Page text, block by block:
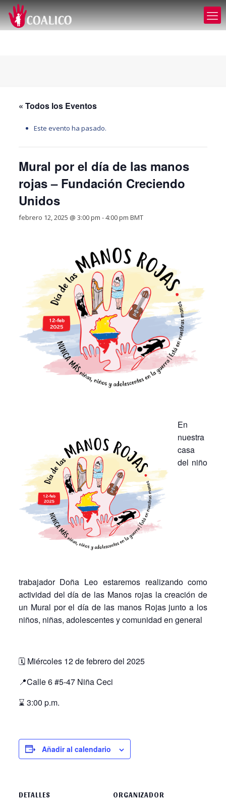
« Todos los Eventos
Este evento ha pasado.
Mural por el día de las manos
rojas – Fundación Creciendo
Unidos
febrero 12, 2025 @ 3:00 pm -4:00 pm BMT
En
nuestra
casa
del niño
trabajador Doña Leo estaremos realizando como
actividad del día de las Manos rojas la creación de
un Mural por el día de las manos Rojas junto a los
niños, niñas, adolescentes y comunidad en general
🗓️ Miércoles12 de febrero del 2025
📍Calle 6 #5-47 Niña Ceci
⌛ 3:00 p.m.
Añadir al calendario
DETALLES ORGANIZADOR